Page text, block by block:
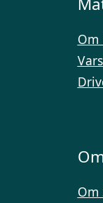
Om
Om